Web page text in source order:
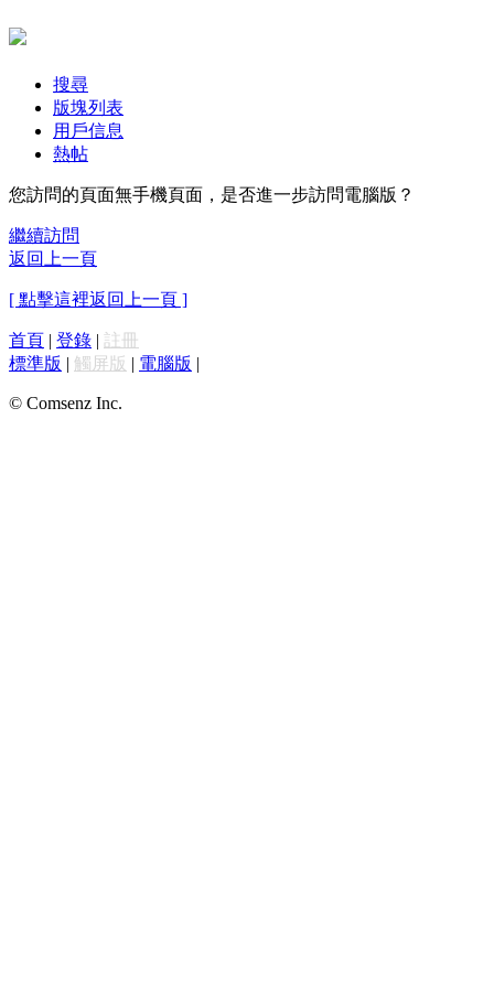
搜尋
版塊列表
用戶信息
熱帖
您訪問的頁面無手機頁面，是否進一步訪問電腦版？
繼續訪問
返回上一頁
[ 點擊這裡返回上一頁 ]
首頁 | 登錄 | 註冊
標準版 | 觸屏版 | 電腦版 |
© Comsenz Inc.